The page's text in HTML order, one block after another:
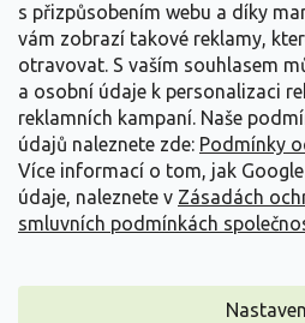
s přizpůsobením webu a díky
vám zobrazí takové reklamy,
otravovat. S vaším souhlasem
a osobní údaje k personalizaci
reklamních kampaní. Naše
údajů naleznete zde: Podmínky
Více informací o tom, jak
údaje, naleznete v Zásadách
smluvních podmínkách
Kontakujte nás
Vytvořil